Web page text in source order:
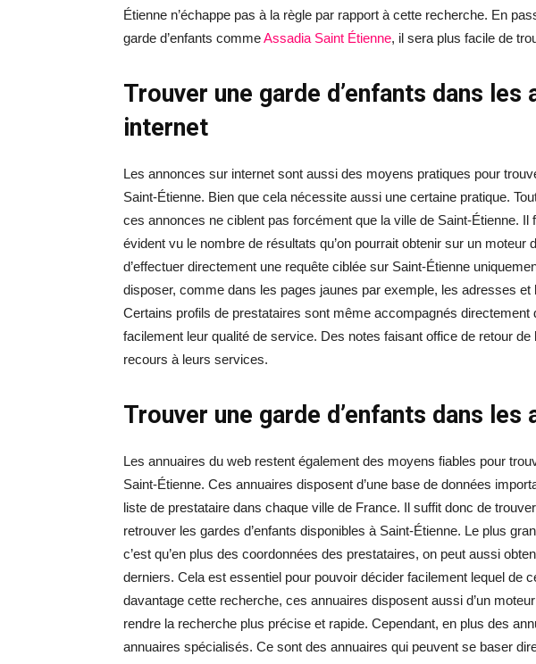
Étienne n’échappe pas à la règle par rapport à cette recherche. En
garde d’enfants commeAssadia Saint Étienne, il sera plus facile de
Trouver une garde d’enfants dans les
internet
Les annonces sur internet sont aussi des moyens pratiques pour
Saint-Étienne. Bien que cela nécessite aussi une certaine pratique.
ces annonces ne ciblent pas forcément que la ville de Saint-Étienne. Il
évident vu le nombre de résultats qu’on pourrait obtenir sur un moteur
d’effectuer directement une requête ciblée sur Saint-Étienne
disposer, comme dans les pages jaunes par exemple, les adresses
Certains profils de prestataires sont même accompagnés directement
facilement leur qualité de service. Des notes faisant office de retour
recours à leurs services.
Trouver une garde d’enfants dans les
Les annuaires du web restent également des moyens fiables pour
Saint-Étienne. Ces annuaires disposent d’une base de données
liste de prestataire dans chaque ville de France. Il suffit donc de
retrouver les gardes d’enfants disponibles à Saint-Étienne. Le plus
c’est qu’en plus des coordonnées des prestataires, on peut aussi
derniers. Cela est essentiel pour pouvoir décider facilement lequel de
davantage cette recherche, ces annuaires disposent aussi d’un
rendre la recherche plus précise et rapide. Cependant, en plus des
annuaires spécialisés. Ce sont des annuaires qui peuvent se baser